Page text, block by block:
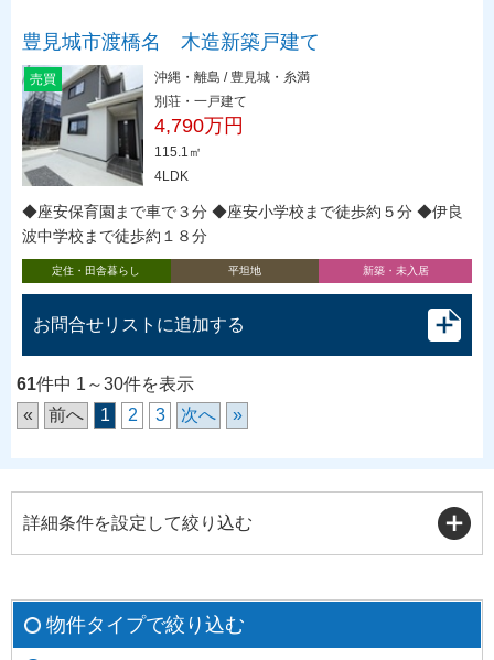
豊見城市渡橋名 木造新築戸建て
売買
沖縄・離島 / 豊見城・糸満
別荘・一戸建て
4,790万円
115.1㎡
4LDK
◆座安保育園まで車で３分 ◆座安小学校まで徒歩約５分 ◆伊良
波中学校まで徒歩約１８分
定住・田舎暮らし 平坦地 新築・未入居
お問合せリストに追加する
61件中 1～30件を表示
«
前へ 1 2 3 次へ »
詳細条件を設定して絞り込む
物件タイプで絞り込む